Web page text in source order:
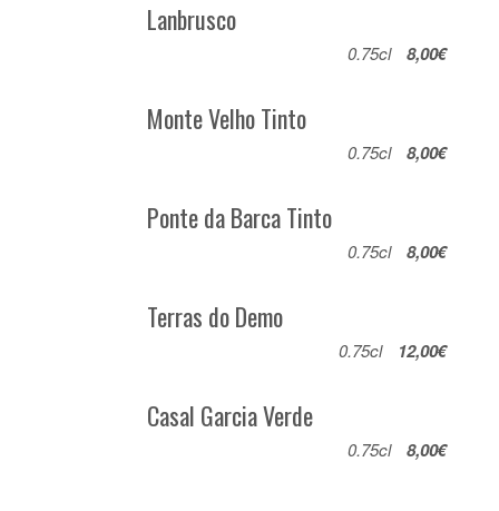
Lanbrusco
0.75cl 8,00€
Monte Velho Tinto
0.75cl 8,00€
Ponte da Barca Tinto
0.75cl 8,00€
Terras do Demo
0.75cl 12,00€
Casal Garcia Verde
0.75cl 8,00€